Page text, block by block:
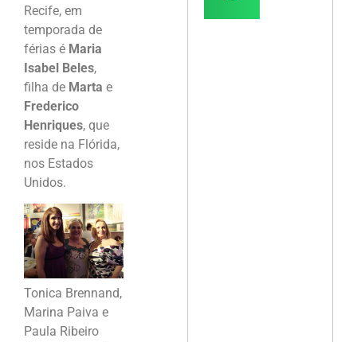
Recife, em
temporada de
férias é Maria
Isabel Beles,
filha de Marta e
Frederico
Henriques, que
reside na Flórida,
nos Estados
Unidos.
Tonica Brennand,
Marina Paiva e
Paula Ribeiro